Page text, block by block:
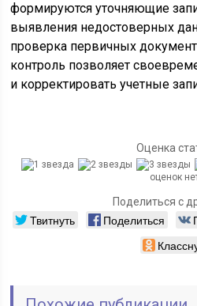
формируются уточняющие
выявления недостоверных
проверка первичных
контроль позволяет
и корректировать учетные
Оценка
оценок
Поделиться с
Твитнуть Поделиться